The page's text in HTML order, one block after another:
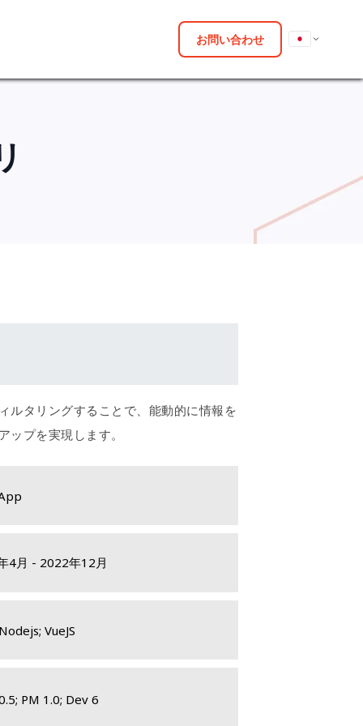
お問い合わせ
ルタリングすることで、能動的に情報を
プを実現します。
4月 - 2022年12月
VueJS
PM 1.0; Dev 6